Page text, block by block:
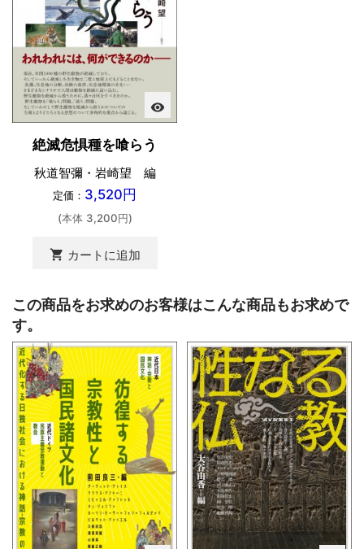
visibility
絶滅危惧種を喰らう
秋道智彌・岩崎望 編
定価： 3,520円
(本体 3,200円)
shopping_cart カートに追加
この商品をお求めのお客様はこんな商品もお求めで
す。